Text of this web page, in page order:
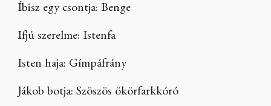
Íbisz egy csontja: Benge
Ifjú szerelme: Istenfa
Isten haja: Gímpáfrány
Jákob botja: Szöszös ökörfarkkóró